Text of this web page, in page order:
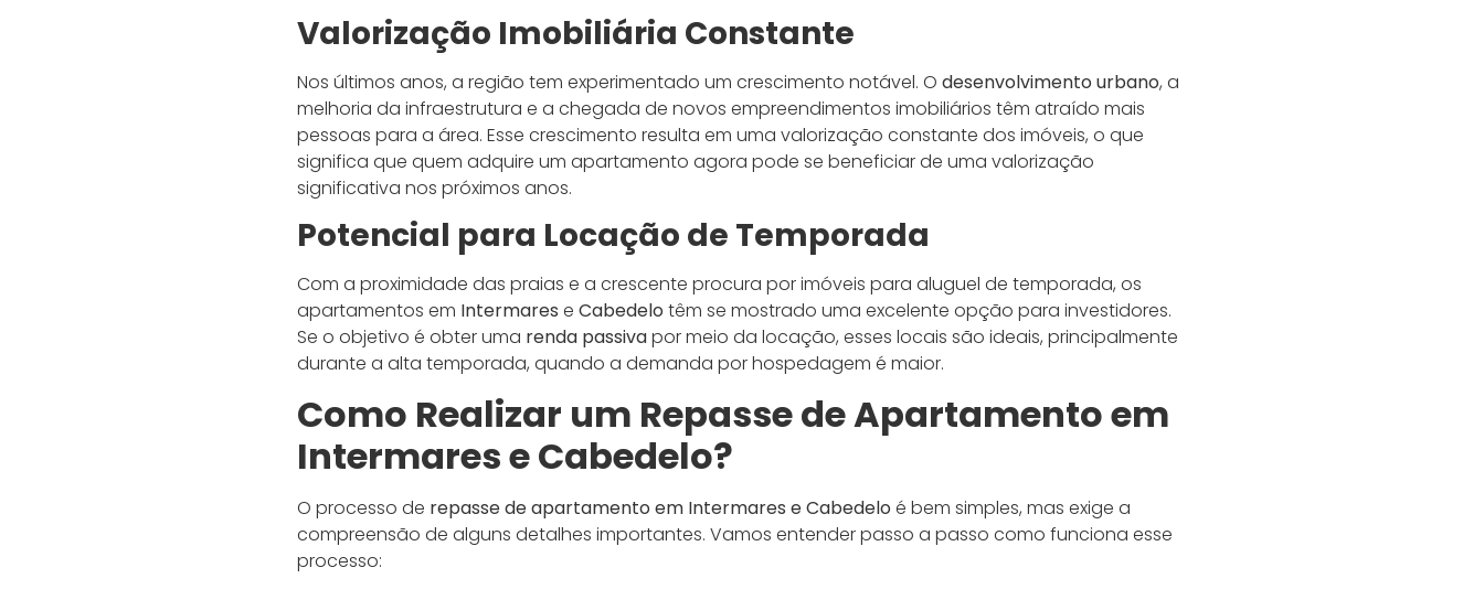
Valorização Imobiliária Constante
Nos últimos anos, a região tem experimentado um crescimento notável. O desenvolvimento urbano, a
melhoria da infraestrutura e a chegada de novos empreendimentos imobiliários têm atraído mais
pessoas para a área. Esse crescimento resulta em uma valorização constante dos imóveis, o que
significa que quem adquire um apartamento agora pode se beneficiar de uma valorização
significativa nos próximos anos.
Potencial para Locação de Temporada
Com a proximidade das praias e a crescente procura por imóveis para aluguel de temporada, os
apartamentos em Intermares e Cabedelo têm se mostrado uma excelente opção para investidores.
Se o objetivo é obter uma renda passivapor meio da locação, esses locais são ideais, principalmente
durante a alta temporada, quando a demanda por hospedagem é maior.
Como Realizar um Repasse de Apartamento em
Intermares e Cabedelo?
O processo de repasse de apartamento em Intermares e Cabedelo é bem simples, mas exige a
compreensão de alguns detalhes importantes. Vamos entender passo a passo como funciona esse
processo: